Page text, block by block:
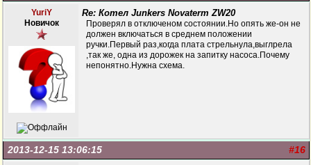
YuriY
Новичок
Re: Котел Junkers Novaterm ZW20
Проверял в отключеном состоянии.Но опять же-он не
должен включаться в среднем положении
ручки.Первый раз,когда плата стрельнула,выглрела
,так же, одна из дорожек на запитку насоса.Почему
непонятно.Нужна схема.
#16
2013-12-15 13:06:15